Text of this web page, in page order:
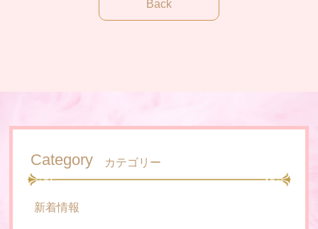
Back
Category カテゴリー
新着情報